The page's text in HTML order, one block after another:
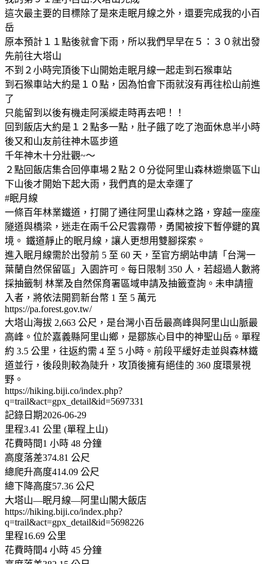
這次最主要的目標除了是來走眠月線之外，還要完成我的小百
岳
原本預計１１點後就會下雨，所以我們早早在５：３０就出發
先前往大塔山
不到２小時完頂後下山開始走眠月線一起走到石猴車站
到石猴車站大約是１０點，因為怕會下雨就沒有再往松山前進
了
只能留到以後有機走阿溪縱走時再去吧！！
回到飯店大約是１２點多一點，肚子餓了吃了泡面休息半小時
後又和山友前往神木區步道
千年神木十分壯觀~～
２點回飯店集合回停車場２點２０分從阿里山森林遊樂區下山
下山後才開始下起大雨，我們真的是太幸運了
#眠月線
一條百年林業鐵道，打開了通往阿里山森林之路，穿越一座座
隧道與橋梁，迷走在兩千公尺雲霧帶，勇闖被按下暫停鍵的異
境。 鐵道靜止的眠月線，讓人更想用雙腳探索。
進入眠月線需於出發前 5 至 60 天，至官方網站申請「台灣一
葉蘭自然保留區」入園許可。每日限制 350 人，若超過人數將
採抽籤制 林業及自然保育署區域申請及抽籤查詢。未申請擅
入者，將依法開罰新台幣 1 至 5 萬元
https://pa.forest.gov.tw/
大塔山海拔 2,663 公尺，是台灣小百岳最高峰與阿里山山脈最
高峰。位於嘉義縣阿里山鄉，是鄒族心目中的神聖山岳。單程
約 3.5 公里，往返約需 4 至 5 小時。前段平緩好走並與森林鐵
道並行，後段則較為陡升，攻頂後擁有絕佳的 360 度環景視
野。
https://hiking.biji.co/index.php?
q=trail&act=gpx_detail&id=5697331
記錄日期2026-06-29
里程3.41 公里 (單程上山)
花費時間1 小時 48 分鐘
高度落差374.81 公尺
總爬升高度414.09 公尺
總下降高度57.36 公尺
大塔山—眠月線—阿里山閣大飯店
https://hiking.biji.co/index.php?
q=trail&act=gpx_detail&id=5698226
里程16.69 公里
花費時間4 小時 45 分鐘